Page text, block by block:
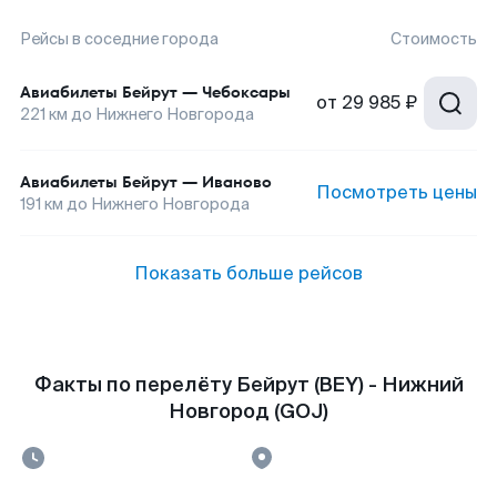
Рейсы в соседние города Стоимость
Авиабилеты Бейрут — Чебоксары
221 км до Нижнего Новгорода от 29 985 ₽
Авиабилеты Бейрут — Иваново
191 км до Нижнего Новгорода Посмотреть цены
Показать больше рейсов
Факты по перелёту Бейрут (BEY) - Нижний
Новгород (GOJ)